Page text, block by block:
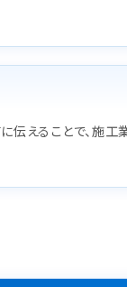
伝えることで、施